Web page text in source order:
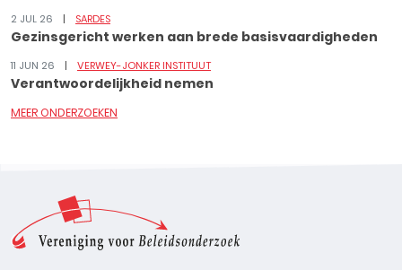
2 JUL 26 SARDES
Gezinsgericht werken aan brede basisvaardigheden
11 JUN 26 VERWEY-JONKER INSTITUUT
Verantwoordelijkheid nemen
MEER ONDERZOEKEN